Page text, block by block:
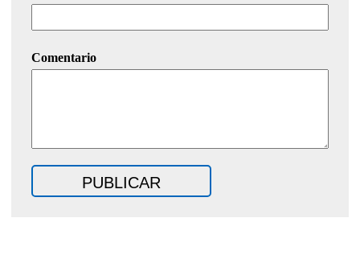
Comentario